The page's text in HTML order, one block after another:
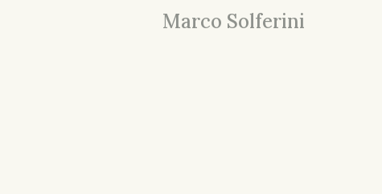
Marco Solferini